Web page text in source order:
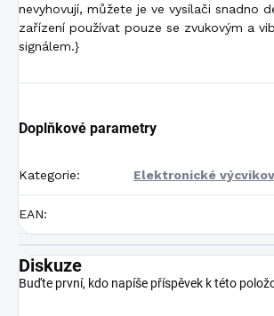
nevyhovují, můžete je ve vysílači snadno
zařízení používat pouze se zvukovým a
signálem.}
Doplňkové parametry
Kategorie: Elektronické
EAN:
Diskuze
Buďte první, kdo napíše příspěvek k této